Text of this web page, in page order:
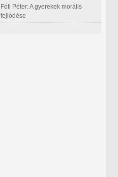
Fóti Péter: A gyerekek morális
fejlődése